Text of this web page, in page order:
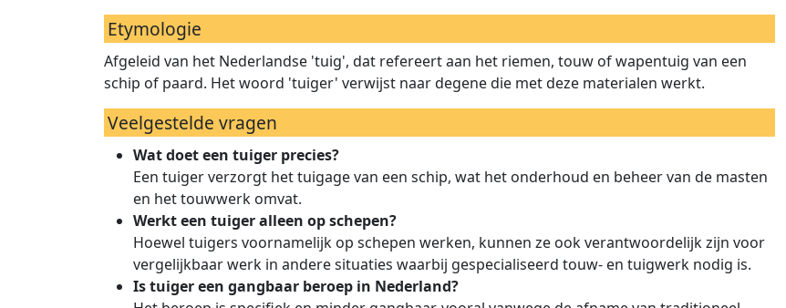
Etymologie
Afgeleid van het Nederlandse 'tuig', dat refereert aan het riemen, touw of wapentuig van een
schip of paard. Het woord 'tuiger' verwijst naar degene die met deze materialen werkt.
Veelgestelde vragen
Wat doet een tuiger precies?
Een tuiger verzorgt het tuigage van een schip, wat het onderhoud en beheer van de masten
en het touwwerk omvat.
Werkt een tuiger alleen op schepen?
Hoewel tuigers voornamelijk op schepen werken, kunnen ze ook verantwoordelijk zijn voor
vergelijkbaar werk in andere situaties waarbij gespecialiseerd touw- en tuigwerk nodig is.
Is tuiger een gangbaar beroep in Nederland?